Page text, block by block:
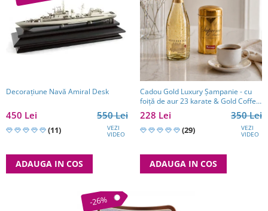
Decoraţiune Navă Amiral Desk
550 Lei
450 Lei
(11) VEZI
VIDEO
ADAUGA IN COS
Cadou Gold Luxury Şampanie - cu
foiţă de aur 23 karate & Gold Coffee
- personalizabil
350 Lei
228 Lei
(29) VEZI
VIDEO
ADAUGA IN COS
-26%